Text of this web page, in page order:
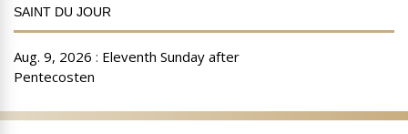
SAINT DU JOUR